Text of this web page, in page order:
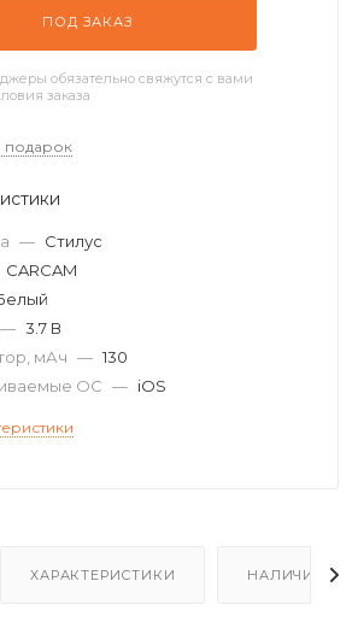
ПОД ЗАКАЗ
обязательно свяжутся с вами
заказа
подарок
— Стилус
CARCAM
— 3.7 В
мАч — 130
ОС — iOS
ХАРАКТЕРИСТИКИ НАЛИЧИЕ